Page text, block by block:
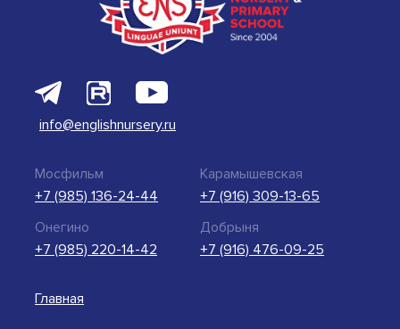
info@englishnursery.ru
+7 (916) 476-09-25
Добрыня
+7 (916) 309-13-65
Карамышевская
+7 (985) 220-14-42
Онегино
+7 (985) 136-24-44
Мосфильм
Главная